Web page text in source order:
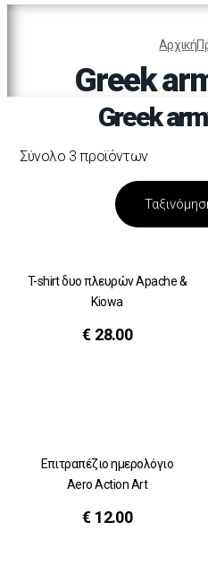
Αρχική
Greek
Greek
Σύνολο 3 προϊόντων
T-shirt δυο πλευρών Αpache &
Kiowa
€ 28.00
Επιτραπέζιο ημερολόγιο
Aero Action Art
€ 12.00